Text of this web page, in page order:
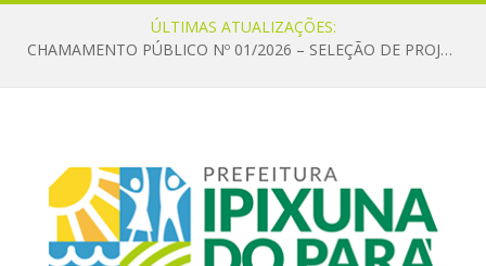
ÚLTIMAS ATUALIZAÇÕES:
CHAMAMENTO PÚBLICO Nº 01/2026 – SELEÇÃO DE PROJETOS PARA FIRMAR TERMO DE EXECUÇÃO CULTURAL COM RECURSOS DA POLÍTICA NACIONAL ALDIR BLANC DE FOMENTO À CULTURA – PNAB (LEI Nº 14.399/2022)